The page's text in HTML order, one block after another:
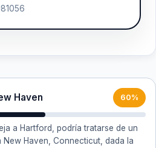
Haven 60%
a Hartford, podría tratarse de un
New Haven, Connecticut, dada la